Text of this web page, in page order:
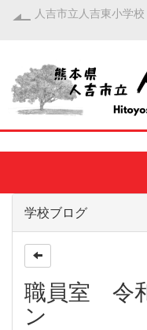
人吉市立人吉東小学校
学校ブログ
職員室 令
ン